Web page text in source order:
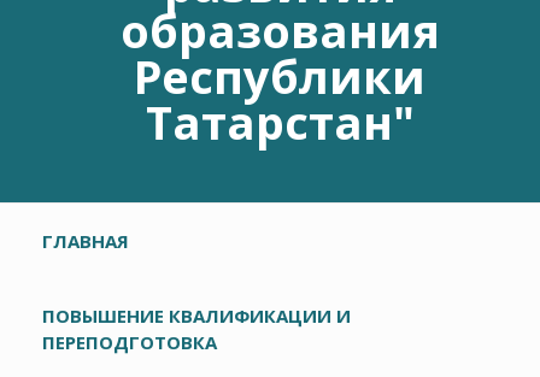
образования
Республики
Татарстан"
Главное меню
ГЛАВНАЯ
ПОВЫШЕНИЕ КВАЛИФИКАЦИИ И
ПЕРЕПОДГОТОВКА